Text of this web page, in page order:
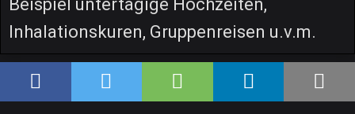
Beispiel untertägige Hochzeiten,
Inhalationskuren, Gruppenreisen u.v.m.